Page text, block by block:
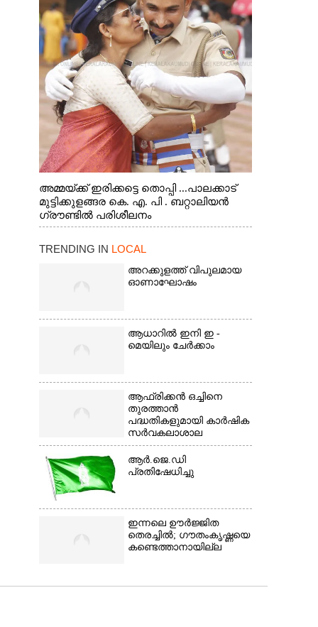
അമ്മയ്ക്ക് ഇരിക്കട്ടെ തൊപ്പി ...പാലക്കാട്
മുട്ടിക്കുളങ്ങര കെ. എ. പി . ബറ്റാലിയൻ
ഗ്രൗണ്ടിൽ പരിശീലനം
TRENDING IN LOCAL
അറക്കുളത്ത് വിപുലമായ
ഓണാഘോഷം
ആധാറിൽ ഇനി ഇ -
മെയിലും ചേർക്കാം
ആഫ്രിക്കൻ ഒച്ചിനെ
തുരത്താൻ
പദ്ധതികളുമായി കാർഷിക
സർവകലാശാല
ആർ.ജെ.ഡി
പ്രതിഷേധിച്ചു
ഇന്നലെ ഊർജ്ജിത
തെരച്ചിൽ; ഗൗതംകൃഷ്ണയെ
കണ്ടെത്താനായില്ല